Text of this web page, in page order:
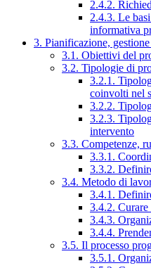
2.4.2.
2.4.3. Le
informativa
3. Pianificazione, gestione
3.1. Obiettivi del
3.2. Tipologie di
3.2.1.
coinvolti nel
3.2.2.
3.2.3.
intervento
3.3. Competenze,
3.3.1.
3.3.2.
3.4. Metodo di
3.4.1.
3.4.2.
3.4.3.
3.4.4.
3.5. Il processo
3.5.1.